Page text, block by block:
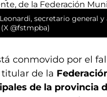
secretario general
@fstmpba)
conmovido por el
titular de la
de la provincia